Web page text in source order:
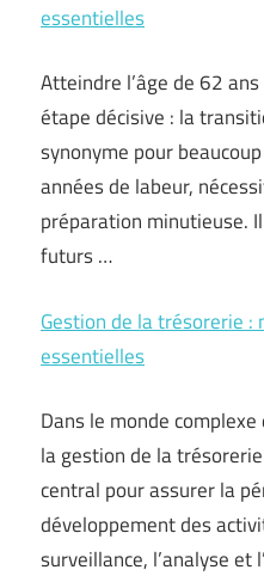
essentielles
Atteindre l’âge de 62
étape décisive : la
synonyme pour
années de labeur,
préparation minutieuse.
futurs …
Gestion de la trésorerie
essentielles
Dans le monde
la gestion de la
central pour assurer la
développement des
surveillance, l’analyse